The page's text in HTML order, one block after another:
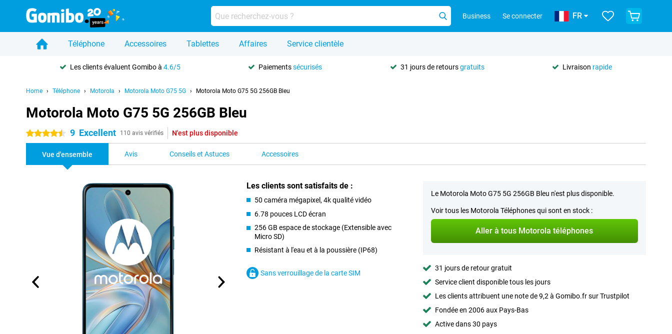
Business Se connecter FR
Téléphone Accessoires Tablettes Affaires Service clientèle
Les clients évaluent Gomibo à4.6/5 Paiementssécurisés 31 jours de retoursgratuits Livraison rapide
Home Téléphone Motorola Motorola Moto G75 5G Motorola Moto G75 5G 256GB Bleu
Motorola Moto G75 5G 256GB Bleu
4.5 étoiles 9 Excellent 110 avis vérifiés N'est plus disponible
Vue d'ensemble Avis Conseils et Astuces Accessoires
Les clients sont satisfaits de :
50 caméra mégapixel, 4k qualité vidéo
6.78 pouces LCD écran
256 GB espace de stockage (Extensible avec
Micro SD)
Résistant à l'eau et à la poussière (IP68)
Sans verrouillage de la carte SIM
Le Motorola Moto G75 5G 256GB Bleu n'est plus disponible.
Voir tous les Motorola Téléphones qui sont en stock :
Aller à tous Motorola téléphones
31 jours de retour gratuit
Service client disponible tous les jours
Les clients attribuent une note de 9,2 à Gomibo.fr sur Trustpilot
Fondée en 2006 aux Pays-Bas
Active dans 30 pays